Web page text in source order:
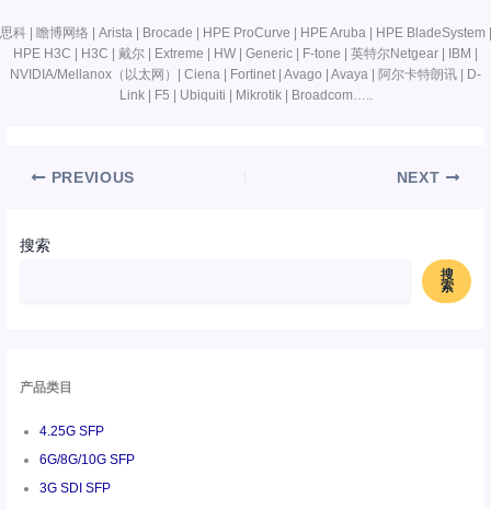
搜索
搜
索
产品类目
4.25G SFP
6G/8G/10G SFP
3G SDI SFP
思科 | 瞻博网络 | Arista | Brocade | HPE ProCurve | HPE Aruba | HPE BladeSystem |
HPE H3C | H3C | 戴尔 | Extreme | HW | Generic | F-tone | 英特尔Netgear | IBM |
NVIDIA/Mellanox（以太网）| Ciena | Fortinet | Avago | Avaya | 阿尔卡特朗讯 | D-
Link | F5 | Ubiquiti | Mikrotik | Broadcom…..
PREVIOUS NEXT